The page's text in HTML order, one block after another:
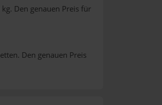
Den genauen Preis für
Den genauen Preis